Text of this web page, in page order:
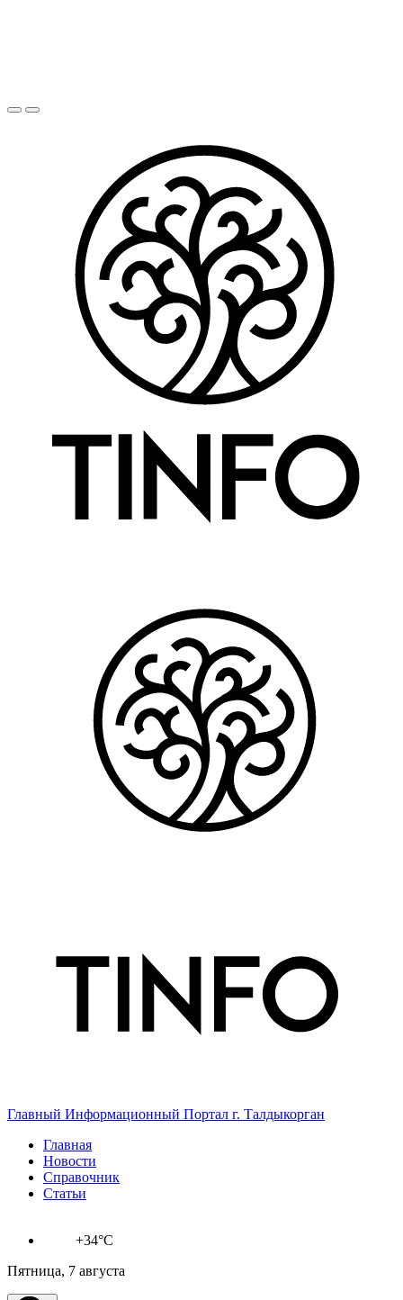
Главный Информационный Портал г. Талдыкорган
Главная
Новости
Справочник
Статьи
+34°C
Пятница, 7 августа